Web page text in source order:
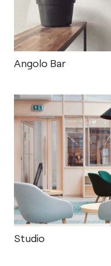
Angolo Bar
Studio